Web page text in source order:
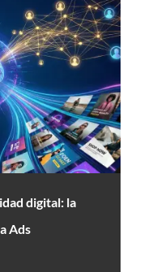
digital: la
Ads